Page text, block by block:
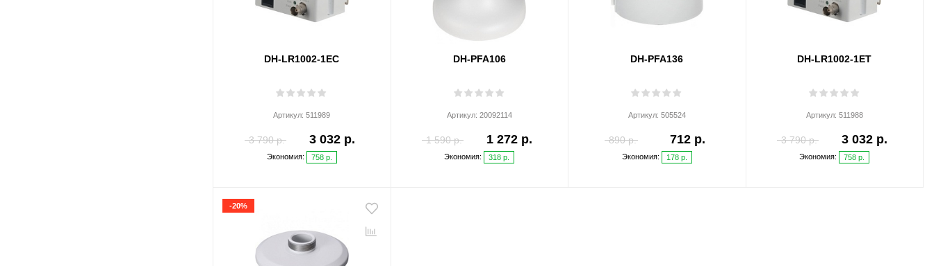
DH-LR1002-1EC
Артикул:511989
3 790 р. 3 032 р.
Экономия: 758 р.
DH-PFA106
Артикул: 20092114
1 590 р. 1 272 р.
Экономия: 318 р.
DH-PFA136
Артикул: 505524
890 р. 712 р.
Экономия: 178 р.
DH-LR1002-1ET
Артикул: 511988
3 790 р. 3 032 р.
Экономия: 758 р.
-20%